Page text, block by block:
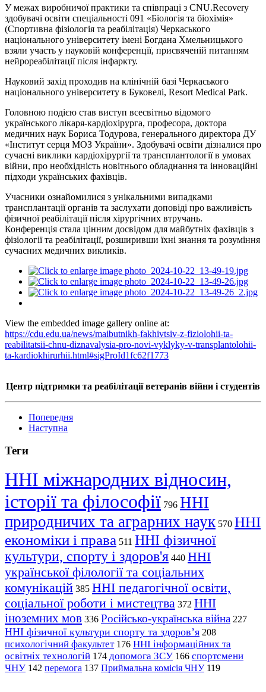
У межах виробничої практики та співпраці з CNU.Recovery
здобувачі освіти спеціальності 091 «Біологія та біохімія»
(Спортивна фізіологія та реабілітація) Черкаського
національного університету імені Богдана Хмельницького
взяли участь у науковій конференції, присвяченій питанням
нейрореабілітації після інфаркту.
Науковий захід проходив на клінічній базі Черкаського
національного університету в Буковелі, Resort Medical Park.
Головною подією став виступ всесвітньо відомого
українського лікаря-кардіохірурга, професора, доктора
медичних наук Бориса Тодурова, генерального директора ДУ
«Інститут серця МОЗ України». Здобувачі освіти дізналися про
сучасні виклики кардіохірургії та трансплантології в умовах
війни, про необхідність новітнього обладнання та інноваційні
підходи українських фахівців.
Учасники ознайомилися з унікальними випадками
трансплантації органів та заслухати доповіді про важливість
фізичної реабілітації після хірургічних втручань.
Конференція стала цінним досвідом для майбутніх фахівців з
фізіології та реабілітації, розширивши їхні знання та розуміння
сучасних медичних викликів.
View the embedded image gallery online at:
https://cdu.edu.ua/news/maibutnikh-fakhivtsiv-z-fiziolohii-ta-
reabilitatsii-chnu-diznavalysia-pro-novi-vyklyky-v-transplantolohii-
ta-kardiokhirurhii.html#sigProId1fc62f1773
Центр підтримки та реабілітації ветеранів війни і студентів
Попередня
Наступна
Теги
ННІ міжнародних відносин,
історії та філософії 796 ННІ
природничих та аграрних наук 570 ННІ
економіки і права 511 ННІ фізичної
культури, спорту і здоров'я 440 ННІ
української філології та соціальних
комунікацій 385 ННІ педагогічної освіти,
соціальної роботи і мистецтва 372 ННІ
іноземних мов 336 Російсько-українська війна 227
ННІ фізичної культури спорту та здоров’я 208
психологічний факультет 176 ННІ інформаційних та
освітніх технологій 174 допомога ЗСУ 166 спортсмени
ЧНУ 142 перемога 137 Приймальна комісія ЧНУ 119